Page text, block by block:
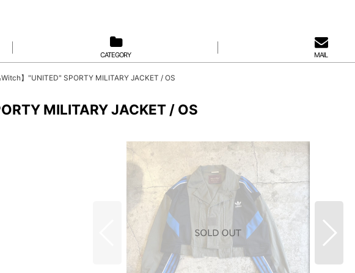
CATEGORY MAIL
】"UNITED" SPORTY MILITARY JACKET / OS
MILITARY JACKET / OS